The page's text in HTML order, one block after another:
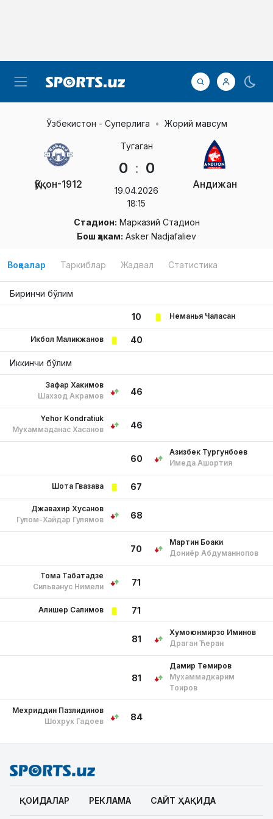
Ўзбекистон - Суперлига Жорий мавсум
Қўқон-1912
Тугаган
0 : 0
19.04.2026
18:15
Андижан
Стадион: Марказий Стадион
Бош ҳакам: Asker Nadjafaliev
Воқеалар Таркиблар Жадвал Статистика
Биринчи бўлим
10 Неманья Чаласан
40
Икбол Маликжанов
Иккинчи бўлим
46
Зафар Хакимов
Шахзод Акрамов
46
Yehor Kondratiuk
Мухаммаданас Хасанов
60
Азизбек Тургунбоев
Имеда Ашортия
67
Шота Гвазава
68
Джавахир Хусанов
Гулом-Хайдар Гулямов
70
Мартин Боаки
Дониёр Абдуманнопов
71
Тома Табатадзе
Сильванус Нимели
71
Алишер Салимов
81
Хумоюнмирзо Иминов
Драган Ћеран
81
Дамир Темиров
Мухаммадкарим
Тоиров
84
Мехриддин Пазлидинов
Шохрух Гадоев
ҚОИДАЛАР РЕКЛАМА САЙТ ҲАҚИДА